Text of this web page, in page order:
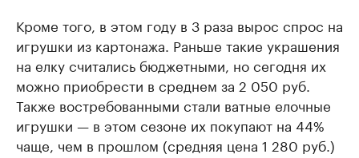
Кроме того, в этом году в 3 раза вырос спрос на
игрушки из картонажа. Раньше такие украшения
на елку считались бюджетными, но сегодня их
можно приобрести в среднем за 2 050 руб.
Также востребованными стали ватные елочные
игрушки — в этом сезоне их покупают на 44%
чаще, чем в прошлом (средняя цена 1 280 руб.)